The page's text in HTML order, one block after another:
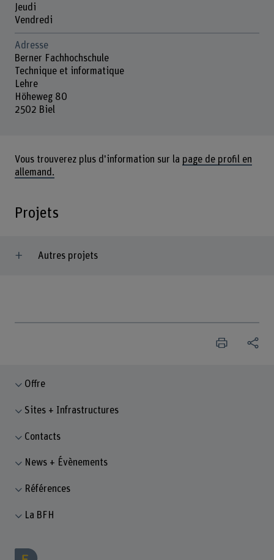
Jeudi
Vendredi
Adresse
Berner Fachhochschule
Technique et informatique
Lehre
Höheweg 80
2502 Biel
Vous trouverez plus d'information sur la page de profil en
allemand.
Projets
Autres projets
Offre
Sites + Infrastructures
Contacts
News + Évènements
Références
La BFH